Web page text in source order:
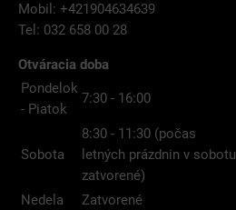
Mobil: +421904634639
Tel: 032 658 00 28
Otváracia doba
Pondelok
- Piatok
7:30 - 16:00
Sobota
8:30 - 11:30 (počas
letných prázdnin v sobotu
zatvorené)
Nedela
Zatvorené